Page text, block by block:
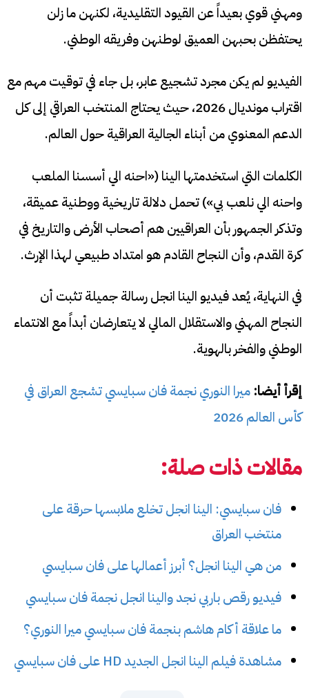
ومهني قوي بعيداً عن القيود التقليدية، لكنهن ما زلن
يحتفظن بحبهن العميق لوطنهن وفريقه الوطني.
الفيديو لم يكن مجرد تشجيع عابر، بل جاء في توقيت مهم مع
اقتراب مونديال 2026، حيث يحتاج المنتخب العراقي إلى كل
الدعم المعنوي من أبناء الجالية العراقية حول العالم.
الكلمات التي استخدمتها الينا («احنه الي أسسنا الملعب
واحنه الي نلعب بي») تحمل دلالة تاريخية ووطنية عميقة،
وتذكر الجمهور بأن العراقيين هم أصحاب الأرض والتاريخ في
كرة القدم، وأن النجاح القادم هو امتداد طبيعي لهذا الإرث.
في النهاية، يُعد فيديو الينا انجل رسالة جميلة تثبت أن
النجاح المهني والاستقلال المالي لا يتعارضان أبداً مع الانتماء
الوطني والفخر بالهوية.
إقرأ أيضا: ميرا النوري نجمة فان سبايسي تشجع العراق في
كأس العالم 2026
مقالات ذات صلة:
فان سبايسي: الينا انجل تخلع ملابسها حرقة على
منتخب العراق
من هي الينا انجل؟ أبرز أعمالها على فان سبايسي
فيديو رقص باربي نجد والينا انجل نجمة فان سبايسي
ما علاقة أكام هاشم بنجمة فان سبايسي ميرا النوري؟
مشاهدة فيلم الينا انجل الجديد HD على فان سبايسي